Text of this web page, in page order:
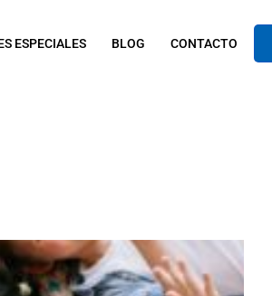
ESPECIALES BLOG CONTACTO